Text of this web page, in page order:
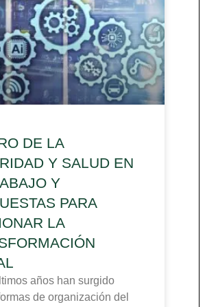
DE LA
Y SALUD EN
Y
PARA
LA
años han surgido
de organización del